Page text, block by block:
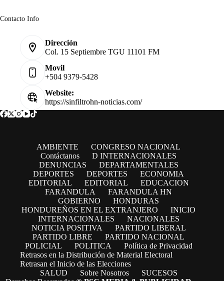
Contacto Info
Dirección
Col. 15 Septiembre TGU 11101 FM
Movil
+504 9379-5428
Website:
https://sinfiltrohn-noticias.com/
AMBIENTE
CONGRESO NACIONAL
Contáctanos
D INTERNACIONALES
DENUNCIAS
DEPARTAMENTALES
DEPORTES
DEPORTES
ECONOMIA
EDITORIAL
EDITORIAL
EDUCACION
FARANDULA
FARANDULA HN
GOBIERNO
HONDURAS
HONDUREÑOS EN EL EXTRANJERO
INICIO
INTERNACIONALES
NACIONALES
NOTICIA POSITIVA
PARTIDO LIBERAL
PARTIDO LIBRE
PARTIDO NACIONAL
POLICIAL
POLITICA
Política de Privacidad
Retrasos en la Distribución de Material Electoral
Retrasan el Inicio de las Elecciones
SALUD
Sobre Nosotros
SUCESOS